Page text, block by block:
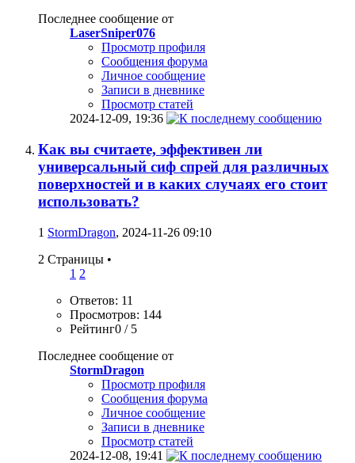
Последнее сообщение от
LaserSniper076
Просмотр профиля
Сообщения форума
Личное сообщение
Записи в дневнике
Просмотр статей
2024-12-09, 19:36
Как вы считаете, эффективен ли
универсальный сиф спрей для различных
поверхностей и в каких случаях его стоит
использовать?
1 StormDragon, 2024-11-26 09:10
2 Страницы •
1 2
Ответов: 11
Просмотров: 144
Рейтинг0 / 5
Последнее сообщение от
StormDragon
Просмотр профиля
Сообщения форума
Личное сообщение
Записи в дневнике
Просмотр статей
2024-12-08, 19:41